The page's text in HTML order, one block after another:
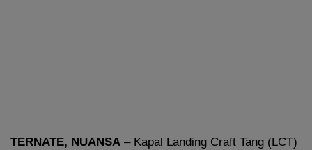
TERNATE, NUANSA – Kapal Landing Craft Tang (LCT)